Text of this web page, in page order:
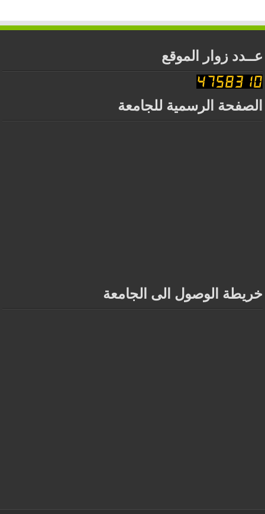
عــدد زوار الموقع
الصفحة الرسمية للجامعة
خريطة الوصول الى الجامعة